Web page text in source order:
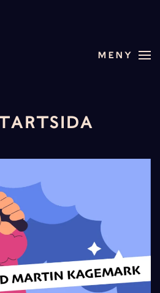
MENY